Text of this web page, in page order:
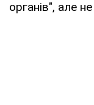
органів", але